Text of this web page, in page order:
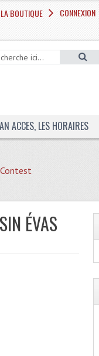
LA BOUTIQUE CONNEXION
ACCES, LES HORAIRES
ÉVAS